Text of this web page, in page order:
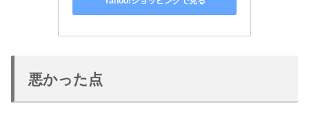
悪かった点